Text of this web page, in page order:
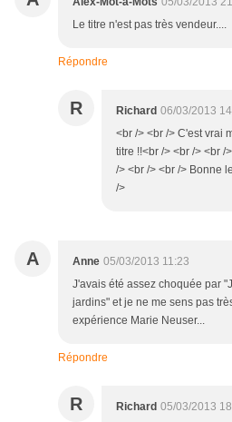
Le titre n'est pas très vendeur....
Répondre
R Richard 06/03/2013
<br /> <br /> C'est vrai
titre !!<br /> <br /> <br
/> <br /> <br /> Bonne
/>
A Anne 05/03/2013 11:23
J'avais été assez choquée par
jardins" et je ne me sens pas
expérience Marie Neuser...
Répondre
R Richard 05/03/2013